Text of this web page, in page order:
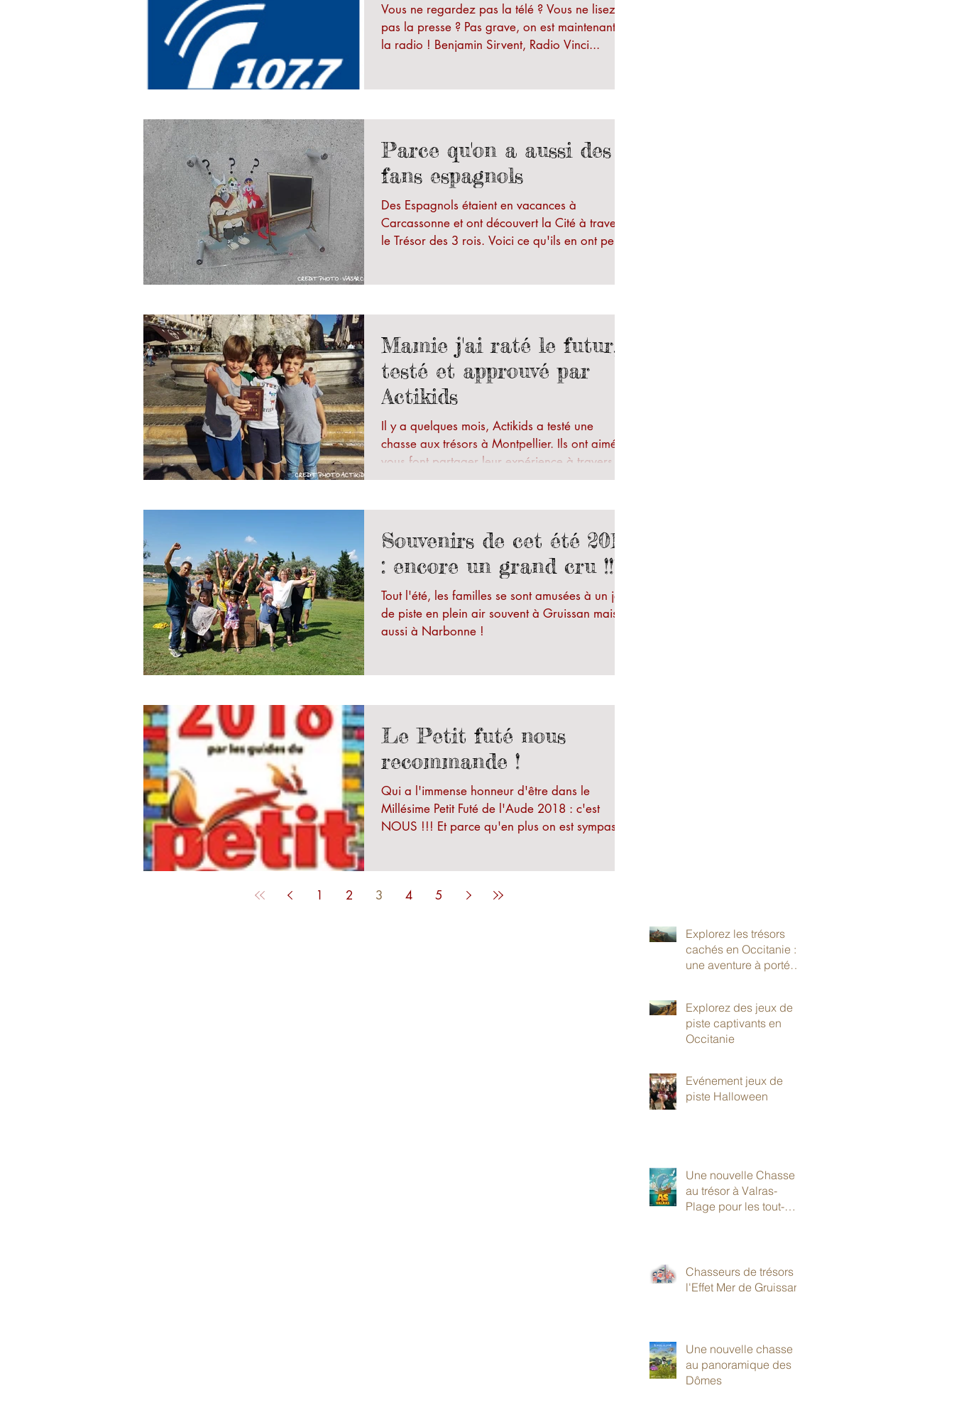
Vous ne regardez pas la télé ? Vous ne lisez
pas la presse ? Pas grave, on est maintenant à
la radio ! Benjamin Sirvent, Radio Vinci...
Parce qu'on a aussi des
fans espagnols
Des Espagnols étaient en vacances à
Carcassonne et ont découvert la Cité à travers
le Trésor des 3 rois. Voici ce qu'ils en ont pensé
Mamie j'ai raté le futur,
testé et approuvé par
Actikids
Il y a quelques mois, Actikids a testé une
chasse aux trésors à Montpellier. Ils ont aimé et
vous font partager leur expérience à travers...
Souvenirs de cet été 2018
: encore un grand cru !!!
Tout l'été, les familles se sont amusées à un jeu
de piste en plein air souvent à Gruissan mais
aussi à Narbonne !
Le Petit futé nous
recommande !
Qui a l'immense honneur d'être dans le
Millésime Petit Futé de l'Aude 2018 : c'est
NOUS !!! Et parce qu'en plus on est sympas
1 2 3 4 5
Explorez les trésors
cachés en Occitanie :
une aventure à portée
Explorez des jeux de
piste captivants en
Occitanie
Evénement jeux de
piste Halloween
Une nouvelle Chasse
au trésor à Valras-
Plage pour les tout-
Chasseurs de trésors à
l'Effet Mer de Gruissan
Une nouvelle chasse
au panoramique des
Dômes